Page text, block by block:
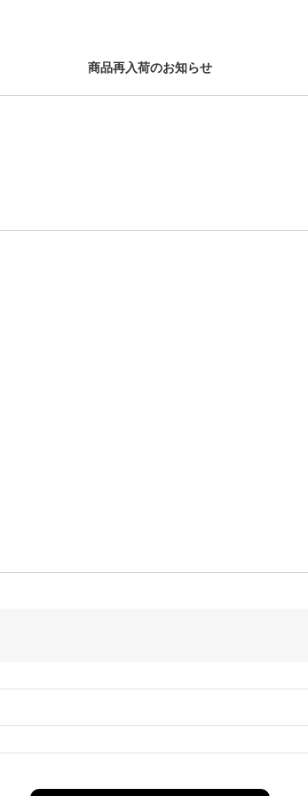
商品再入荷のお知らせ